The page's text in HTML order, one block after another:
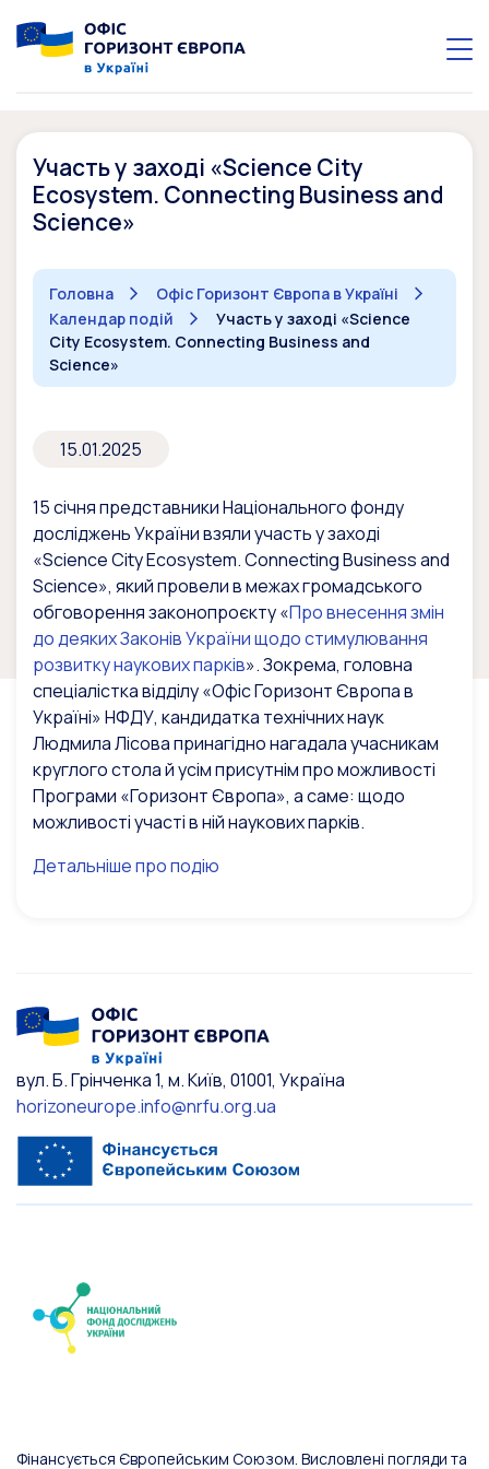
Участь у заході «Science City
Ecosystem. Connecting Business and
Science»
Головна
Офіс Горизонт Європа в Україні
Календар подій
Участь у заході «Science
City Ecosystem. Connecting Business and
Science»
15.01.2025
15 січня представники Національного фонду
досліджень України взяли участь у заході
«Science City Ecosystem. Connecting Business and
Science», який провели в межах громадського
обговорення законопроєкту «Про внесення змін
до деяких Законів України щодо стимулювання
розвитку наукових парків».Зокрема, головна
спеціалістка відділу «Офіс Горизонт Європа в
Україні» НФДУ, кандидатка технічних наук
Людмила Лісова принагідно нагадала учасникам
круглого стола й усім присутнім про можливості
Програми «Горизонт Європа», а саме: щодо
можливості участі в ній наукових парків.
Детальніше про подію
вул. Б. Грінченка 1, м. Київ, 01001, Україна
horizoneurope.info@nrfu.org.ua
Фінансується Європейським Союзом. Висловлені погляди та